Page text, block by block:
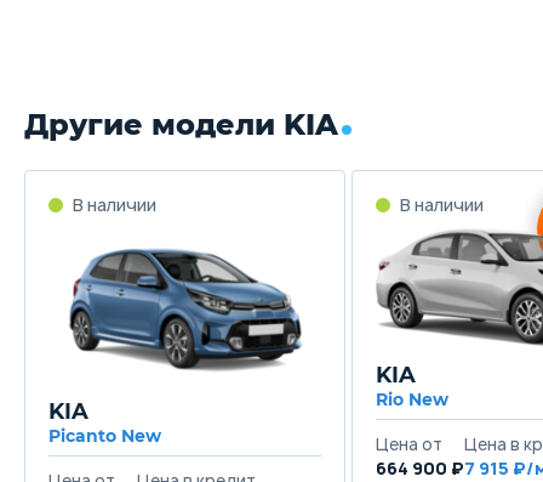
Другие модели KIA
KIA
Picanto New
KIA
Rio New
664 900 ₽7 915